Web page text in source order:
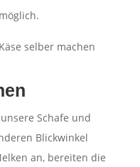
Schafe und
Blickwinkel
an, bereiten die